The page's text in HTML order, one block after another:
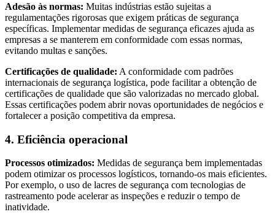
Adesão às normas: Muitas indústrias estão sujeitas a
regulamentações rigorosas que exigem práticas de segurança
específicas. Implementar medidas de segurança eficazes ajuda as
empresas a se manterem em conformidade com essas normas,
evitando multas e sanções.
Certificações de qualidade: A conformidade com padrões
internacionais de segurança logística, pode facilitar a obtenção de
certificações de qualidade que são valorizadas no mercado global.
Essas certificações podem abrir novas oportunidades de negócios e
fortalecer a posição competitiva da empresa.
4. Eficiência operacional
Processos otimizados: Medidas de segurança bem implementadas
podem otimizar os processos logísticos, tornando-os mais eficientes.
Por exemplo, o uso de lacres de segurança com tecnologias de
rastreamento pode acelerar as inspeções e reduzir o tempo de
inatividade.